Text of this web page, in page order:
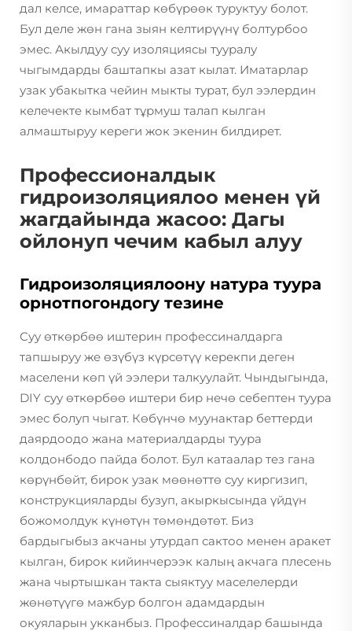
дал келсе, имараттар көбүрөөк туруктуу болот.
Бул деле жөн гана зыян келтирүүнү болтурбоо
эмес. Акылдуу суу изоляциясы тууралу
чыгымдарды баштапкы азат кылат. Иматарлар
узак убакытка чейин мыкты турат, бул ээлердин
келечекте кымбат тұрмуш талап кылган
алмаштыруу кереги жок экенин билдирет.
Профессионалдык
гидроизоляциялоо менен үй
жагдайында жасоо: Дагы
ойлонуп чечим кабыл алуу
Гидроизоляциялоону натура туура
орнотпогондогу тезине
Суу өткөрбөө иштерин профессиналдарга
тапшыруу же өзүбүз күрсөтүү керекпи деген
маселени көп үй ээлери талкуулайт. Чындыгында,
DIY суу өткөрбөө иштери бир нечө себептен туура
эмес болуп чыгат. Көбүнчө муунактар беттерди
даярдоодо жана материалдарды туура
колдонбодо пайда болот. Бул катаалар тез гана
көрүнбөйт, бирок узак мөөнөттө суу киргизип,
конструкцияларды бузуп, акыркысында үйдүн
божомолдук күнөтүн төмөндөтөт. Биз
бардыгыбыз акчаны утурдап сактоо менен аракет
кылган, бирок кийинчерээк калың акчага плесень
жана чыртышкан такта сыяктуу маселелерди
жөнөтүүгө мажбур болгон адамдардын
окуяларын укканбыз. Профессиналдар башында